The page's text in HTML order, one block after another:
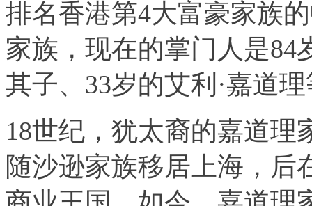
排名香港第4大富豪家族
家族，现在的掌门人是84
其子、33岁的艾利·嘉道
18世纪，犹太裔的嘉道理
随沙逊家族移居上海，后